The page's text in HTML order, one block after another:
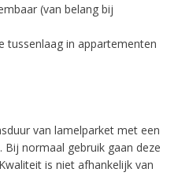
(van belang bij
in appartementen
van lamelparket met een
normaal gebruik gaan deze
is niet afhankelijk van